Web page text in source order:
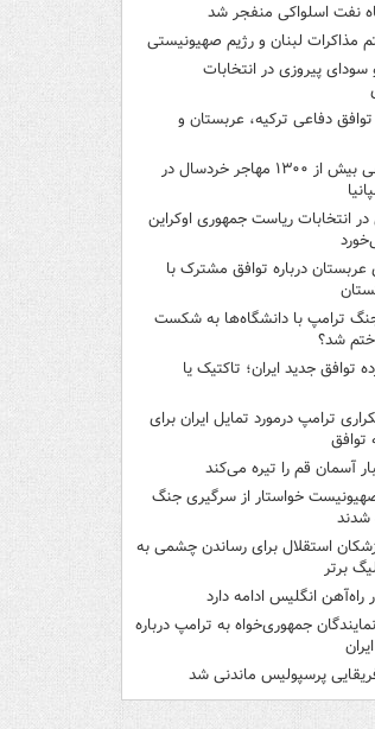
نفت اسلواکی منفجر شد
مذاکرات لبنان و رژیم صهیونیستی
سودای پیروزی در انتخابات
دفاعی ترکیه، عربستان و
بلاتکلیفی بیش از ۱۳۰۰ مهاجر خردسال در
انتخابات ریاست جمهوری اوکراین
عربستان درباره توافق مشترک با
ترامپ با دانشگاه‌ها به شکست
شد؟
توافق جدید ایران؛ تاکتیک یا
ترامپ درمورد تمایل ایران برای
توافق
آسمان قم را تیره می‌کند
خواستار از سرگیری جنگ
شدند
استقلال برای رساندن چشمی به
برتر
راه‌آهن انگلیس ادامه دارد
جمهوری‌خواه به ترامپ درباره
پرسپولیس ماندنی شد